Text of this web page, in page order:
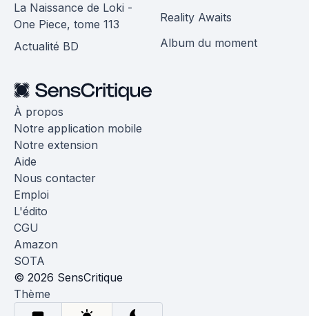
La Naissance de Loki -
One Piece, tome 113
Actualité BD
Reality Awaits
Album du moment
À propos
Notre application mobile
Notre extension
Aide
Nous contacter
Emploi
L'édito
CGU
Amazon
SOTA
© 2026 SensCritique
Thème